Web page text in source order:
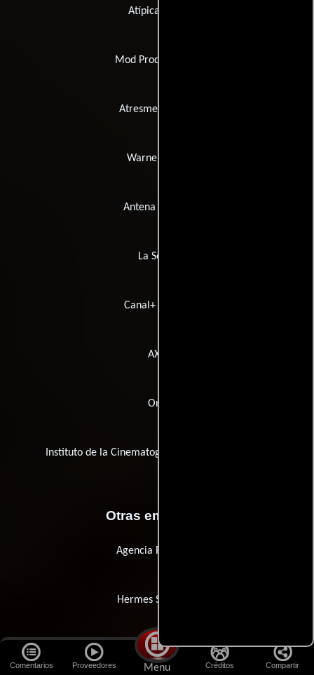
Comentarios Proveedores Menu Créditos Compartir
Atípica Films
Mod Producciones
Atresmedia Cine
Warner Bros.
Antena 3 Films
La Sexta
Canal+ España
AXN
Ono
Instituto de la Cinematografía y de las Artes Audi
Otras empresas
Agencia Penelope
Hermes Synchron
Best Digital